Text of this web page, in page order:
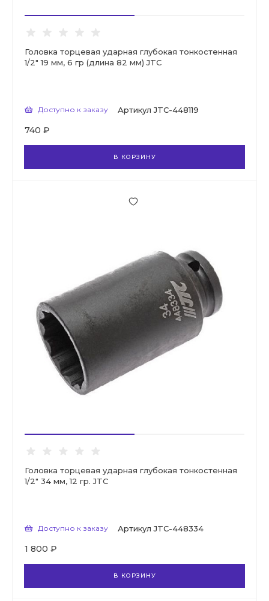
Головка торцевая ударная глубокая тонкостенная
1/2" 19 мм, 6 гр (длина 82 мм) JTC
Доступно к заказу Артикул JTC-448119
740 ₽
В КОРЗИНУ
Головка торцевая ударная глубокая тонкостенная
1/2" 34 мм, 12 гр. JTC
Доступно к заказу Артикул JTC-448334
1 800 ₽
В КОРЗИНУ